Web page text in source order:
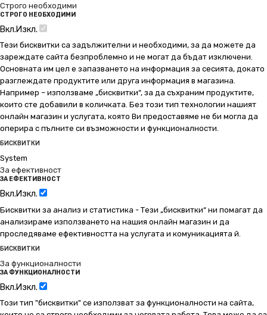
Строго необходими
СТРОГО НЕОБХОДИМИ
Вкл.Изкл.
Тези бисквитки са задължителни и необходими, за да можете да
зареждате сайта безпроблемно и не могат да бъдат изключени.
Основната им цел е запазването на информация за сесията, докато
разглеждате продуктите или друга информация в магазина.
Например – използваме „бисквитки“, за да съхраним продуктите,
които сте добавили в количката. Без този тип технологии нашият
онлайн магазин и услугата, която Ви предоставяме не би могла да
оперира с пълните си възможности и функционалности.
БИСКВИТКИ
System
За ефективност
ЗА ЕФЕКТИВНОСТ
Вкл.Изкл.
Бисквитки за анализ и статистика - Тези „бисквитки“ ни помагат да
анализираме използването на нашия онлайн магазин и да
проследяваме ефективността на услугата и комуникацията й.
БИСКВИТКИ
За функционалности
ЗА ФУНКЦИОНАЛНОСТИ
Вкл.Изкл.
Този тип "бисквитки" се използват за функционалности на сайта,